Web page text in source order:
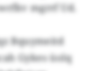
mgrrf Ud.
Bquymeitd
Gykes üolq